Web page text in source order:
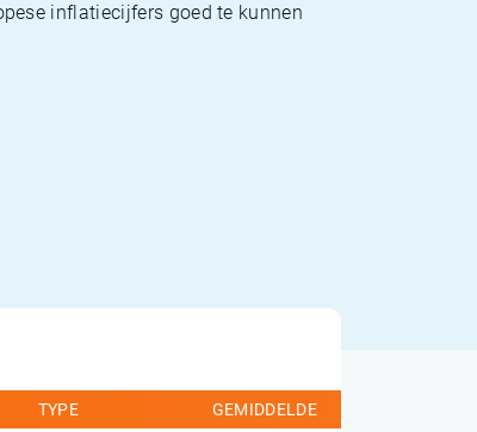
inflatiecijfers goed te kunnen
TYPE GEMIDDELDE